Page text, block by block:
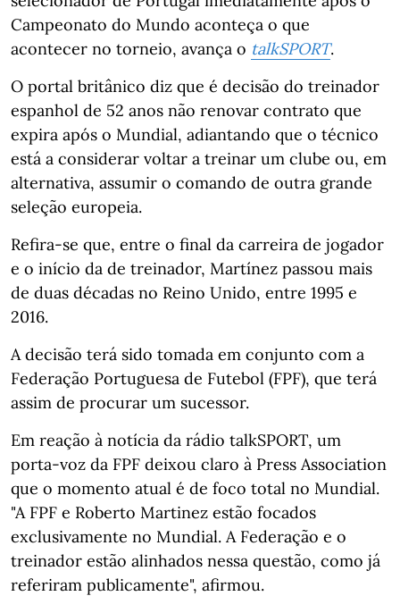
Campeonato do Mundo aconteça o que
acontecer no torneio, avança o talkSPORT.
O portal britânico diz que é decisão do treinador
espanhol de 52 anos não renovar contrato que
expira após o Mundial, adiantando que o técnico
está a considerar voltar a treinar um clube ou, em
alternativa, assumir o comando de outra grande
seleção europeia.
Refira-se que, entre o final da carreira de jogador
e o início da de treinador, Martínez passou mais
de duas décadas no Reino Unido, entre 1995 e
2016.
A decisão terá sido tomada em conjunto com a
Federação Portuguesa de Futebol (FPF), que terá
assim de procurar um sucessor.
Em reação à notícia da rádio talkSPORT, um
porta-voz da FPF deixou claro à Press Association
que o momento atual é de foco total no Mundial.
"A FPF e Roberto Martinez estão focados
exclusivamente no Mundial. A Federação e o
treinador estão alinhados nessa questão, como já
referiram publicamente", afirmou.